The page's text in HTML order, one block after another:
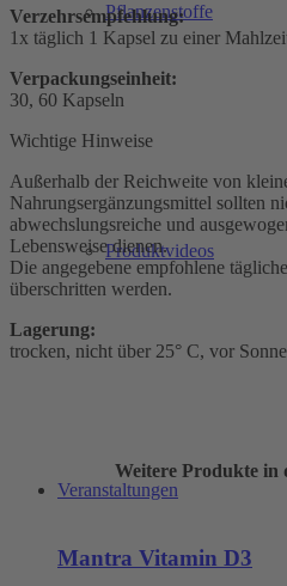
Pflanzenstoffe
Produktvideos
Veranstaltungen
Verzehrsempfehlung:
1x täglich 1 Kapsel zu einer
Verpackungseinheit:
30, 60 Kapseln
Wichtige Hinweise
Außerhalb der Reichweite von
Nahrungsergänzungsmittel sollten
abwechslungsreiche und
Lebensweise dienen.
Die angegebene empfohlene
überschritten werden.
Lagerung:
trocken, nicht über 25° C, vor
Weitere Produkte in
Mantra Vitamin D3